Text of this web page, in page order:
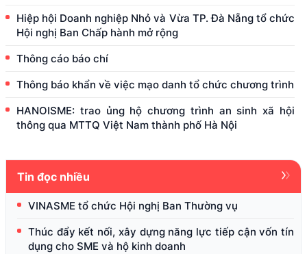
Hiệp hội Doanh nghiệp Nhỏ và Vừa TP. Đà Nẵng tổ chức
Hội nghị Ban Chấp hành mở rộng
Thông cáo báo chí
Thông báo khẩn về việc mạo danh tổ chức chương trình
HANOISME: trao ủng hộ chương trình an sinh xã hội
thông qua MTTQ Việt Nam thành phố Hà Nội
Tin đọc nhiều
VINASME tổ chức Hội nghị Ban Thường vụ
Thúc đẩy kết nối, xây dựng năng lực tiếp cận vốn tín
dụng cho SME và hộ kinh doanh